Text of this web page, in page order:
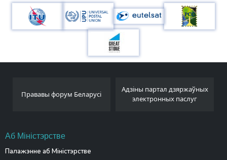
Адзіны партал дзяржаўных
электронных паслуг
Беларускае
агенцтва
Аб Міністэрстве
Палажэнне аб Міністэрстве